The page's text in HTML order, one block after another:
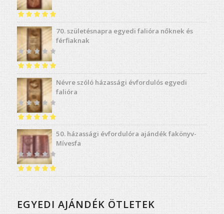
Értékelés:5.00
/ 5
70. születésnapra egyedi falióra nőknek és
férfiaknak
Értékelés:5.00
/ 5
Névre szóló házassági évfordulós egyedi
falióra
Értékelés:4.91
/ 5
50. házassági évfordulóra ajándék fakönyv-
Mívesfa
Értékelés:5.00
EGYEDI AJÁNDÉK ÖTLETEK